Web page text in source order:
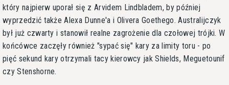
który najpierw uporał się z Arvidem Lindbladem, by później
wyprzedzić także Alexa Dunne'a i Olivera Goethego. Australijczyk
był już czwarty i stanowił realne zagrożenie dla czołowej trójki. W
końcówce zaczęły również "sypać się" kary za limity toru - po
pięć sekund kary otrzymali tacy kierowcy jak Shields, Meguetounif
czy Stenshorne.